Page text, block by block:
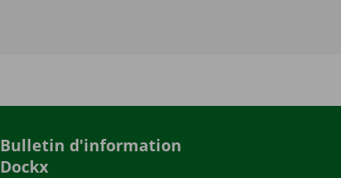
Bulletin d'information
Dockx